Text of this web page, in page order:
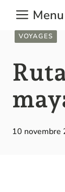
contenu
Menu
VOYAGES
10 novembre